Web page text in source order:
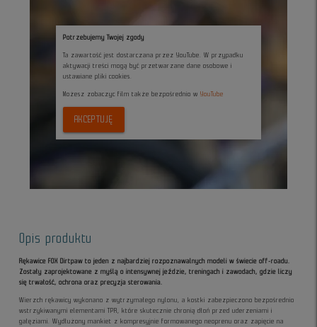
Potrzebujemy Twojej zgody
Ta zawartość jest dostarczana przez YouTube. W przypadku
aktywacji treści mogą być przetwarzane dane osobowe i
ustawiane pliki cookies.
Możesz zobaczyc film także bezpośrednio w YouTube
AKCEPTUJĘ
Opis produktu
Rękawice FOX Dirtpaw to jeden z najbardziej rozpoznawalnych modeli w świecie off-roadu.
Zostały zaprojektowane z myślą o intensywnej jeździe, treningach i zawodach, gdzie liczy
się trwałość, ochrona oraz precyzja sterowania.
Wierzch rękawicy wykonano z wytrzymałego nylonu, a kostki zabezpieczono bezpośrednio
wstrzykiwanymi elementami TPR, które skutecznie chronią dłoń przed uderzeniami i
gałęziami. Wydłużony mankiet z kompresyjnie formowanego neoprenu oraz zapięcie na